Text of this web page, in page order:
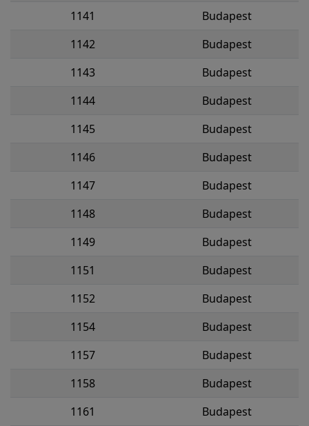
1141
Budapest
1142
Budapest
1143
Budapest
1144
Budapest
1145
Budapest
1146
Budapest
1147
Budapest
1148
Budapest
1149
Budapest
1151
Budapest
1152
Budapest
1154
Budapest
1157
Budapest
1158
Budapest
1161
Budapest